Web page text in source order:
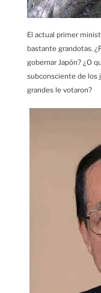
El actual primer
bastante grandotas.
gobernar Japón? ¿O
subconsciente de los
grandes le votaron?